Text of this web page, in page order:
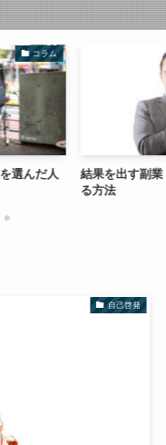
コラム
選んだ人
結果を出す副業
る方法
自己啓発